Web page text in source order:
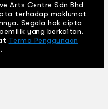
Arts Centre Sdn Bhd
terhadap maklumat
Segala hak cipta
yang berkaitan.
Terma Penggunaan
.